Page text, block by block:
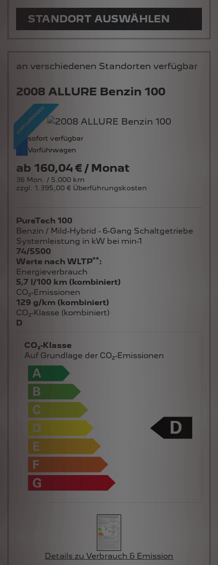
STANDORT AUSWÄHLEN
2008 ALLURE Benzin 100
sofort verfügbar
Vorführwagen
ab 160,04 € / Monat
36 Mon. / 5.000 km
zzgl. 1.395,00 € Überführungskosten
an verschiedenen Standorten verfügbar
PureTech 100
Benzin / Mild-Hybrid - 6-Gang Schaltgetriebe
Systemleistung in kW bei min-1
74/5500
Werte nach WLTP**:
Energieverbrauch
5,7 l/100 km (kombiniert)
CO₂-Emissionen
129 g/km (kombiniert)
CO₂-Klasse (kombiniert)
D
CO₂-Klasse
Auf Grundlage der CO₂-Emissionen
Details zu Verbrauch & Emission